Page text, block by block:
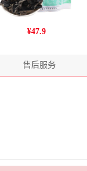
姚朵朵无根木耳 南北菌菇
¥47.9
售后服务